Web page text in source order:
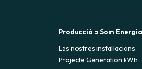
Producció a Som Energia
Les nostres instal·lacions
Projecte Generation kWh